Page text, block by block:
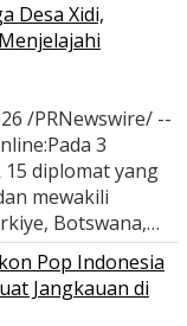
Desa Xidi,
/PRNewswire/ --
3
diplomat yang
mewakili
Botswana,…
Pop Indonesia
Jangkauan di